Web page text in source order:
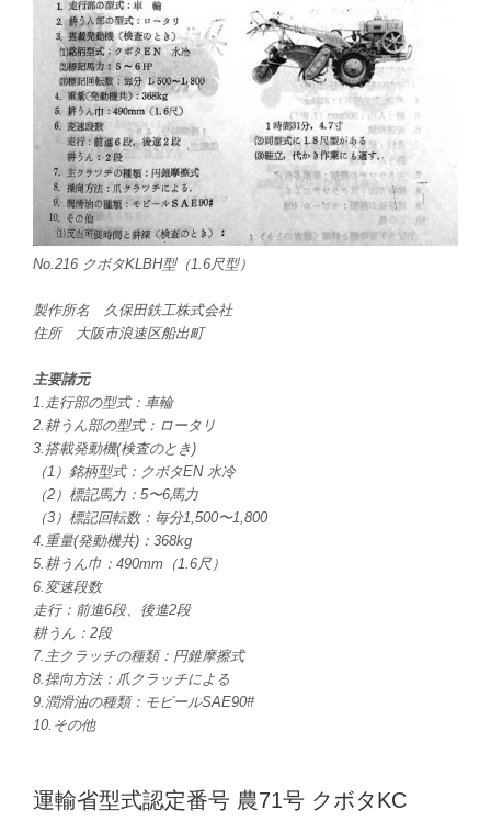
No.216 クボタKLBH型（1.6尺型）
製作所名 久保田鉄工株式会社
住所 大阪市浪速区船出町
主要諸元
1.走行部の型式：車輪
2.耕うん部の型式：ロータリ
3.搭載発動機(検査のとき)
（1）銘柄型式：クボタEN 水冷
（2）標記馬力：5〜6馬力
（3）標記回転数：毎分1,500〜1,800
4.重量(発動機共)：368kg
5.耕うん巾：490mm（1.6尺）
6.変速段数
走行：前進6段、後進2段
耕うん：2段
7.主クラッチの種類：円錐摩擦式
8.操向方法：爪クラッチによる
9.潤滑油の種類：モビールSAE90#
10.その他
運輸省型式認定番号 農71号 クボタKC